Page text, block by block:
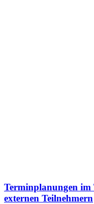
Terminplanungen
externen Teilnehmern